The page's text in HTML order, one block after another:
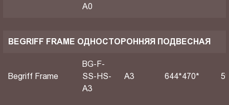
A0
BEGRIFF FRAME ОДНОСТОРОННЯЯ ПОДВЕСНАЯ
Begriff Frame
BG-F-
SS-HS-
A3
A3 644*470*